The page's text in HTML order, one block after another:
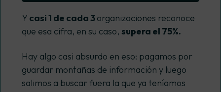
Ycasi 1 de cada 3organizaciones reconoce
que esa cifra, en su caso, supera el 75%.
Hay algo casi absurdo en eso: pagamos por
guardar montañas de información y luego
salimos a buscar fuera la que ya teníamos